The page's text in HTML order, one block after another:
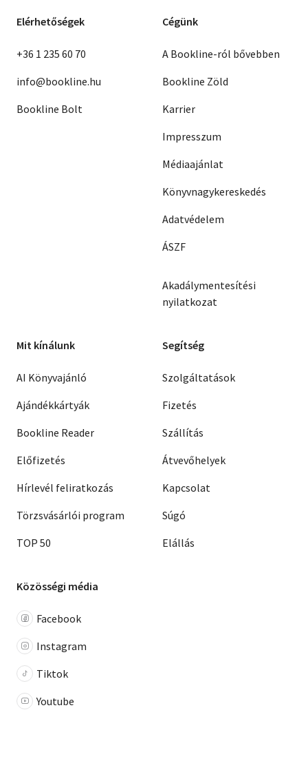
Elérhetőségek
+36 1 235 60 70
info@bookline.hu
Bookline Bolt
Cégünk
A Bookline-ról bővebben
Bookline Zöld
Karrier
Impresszum
Médiaajánlat
Könyvnagykereskedés
Adatvédelem
ÁSZF
Akadálymentesítési
nyilatkozat
Mit kínálunk
AI Könyvajánló
Ajándékkártyák
Bookline Reader
Előfizetés
Hírlevél feliratkozás
Törzsvásárlói program
TOP 50
Segítség
Szolgáltatások
Fizetés
Szállítás
Átvevőhelyek
Kapcsolat
Súgó
Elállás
Közösségi média
Facebook
Instagram
Tiktok
Youtube